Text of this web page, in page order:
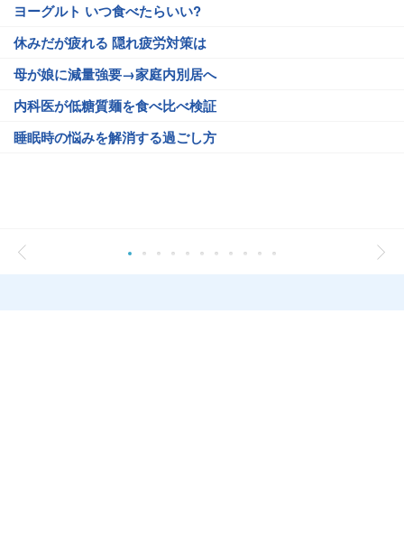
ヨーグルト いつ食べたらいい?
休みだが疲れる 隠れ疲労対策は
母が娘に減量強要→家庭内別居へ
内科医が低糖質麺を食べ比べ検証
睡眠時の悩みを解消する過ごし方